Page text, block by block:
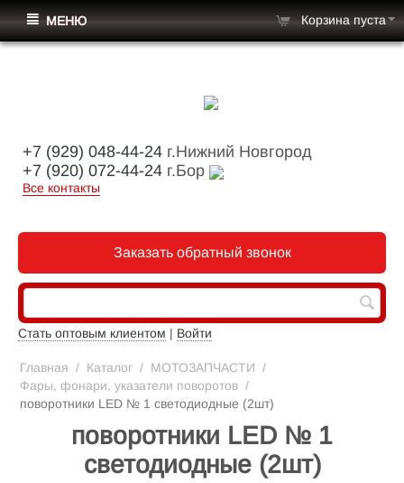
+7 (929) 048-44-24 г.Нижний Новгород
+7 (920) 072-44-24 г.Бор
Все контакты
Заказать обратный звонок
Стать оптовым клиентом | Войти
МЕНЮ Корзина пуста
Главная / Каталог / МОТОЗАПЧАСТИ /
Фары, фонари, указатели поворотов /
поворотники LED № 1 светодиодные (2шт)
поворотники LED № 1
светодиодные (2шт)